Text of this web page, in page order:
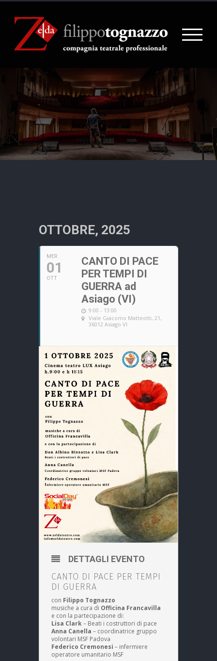
OTTOBRE, 2025
MER
01
OTT
CANTO DI PACE
PER TEMPI DI
GUERRA ad
Asiago (VI)
9:00 - 13:00
Viale Giacomo Matteotti, 21,
36012 Asiago VI
DETTAGLI EVENTO
CANTO DI PACE PER TEMPI
DI GUERRA
con Filippo Tognazzo
musiche a cura di Officina Francavilla
e con la partecipazione di:
Lisa Clark– Beati i costruttori di pace
Anna Canella – coordinatrice gruppo
volontari MSF Padova
Federico Cremonesi – infermiere
operatore umanitario MSF